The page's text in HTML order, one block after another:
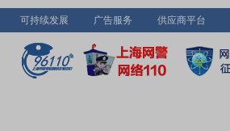
可持续发展 广告服务 供应商平台